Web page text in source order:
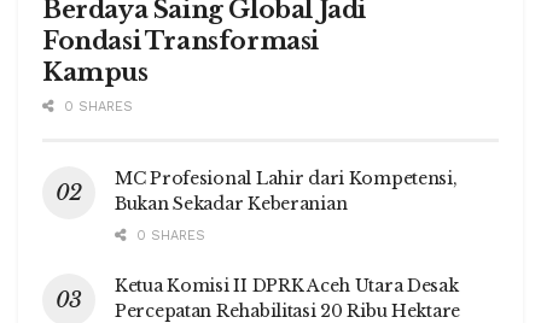
Berdaya Saing Global Jadi
Fondasi Transformasi
Kampus
0 SHARES
MC Profesional Lahir dari Kompetensi,
Bukan Sekadar Keberanian
0 SHARES
Ketua Komisi II DPRK Aceh Utara Desak
Percepatan Rehabilitasi 20 Ribu Hektare